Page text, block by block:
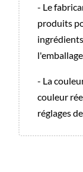
- Le
produits
- La
couleur
réglages